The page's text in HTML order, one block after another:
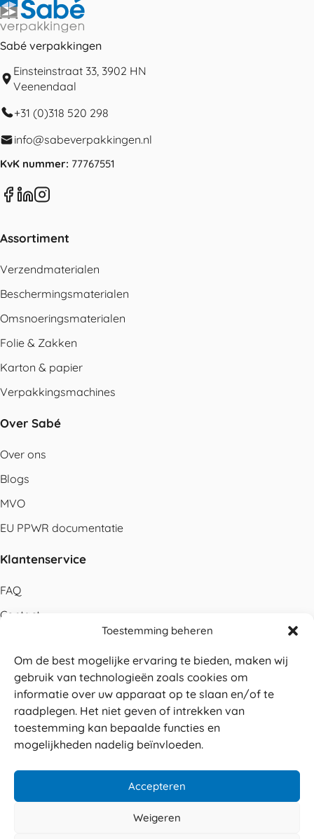
Toestemming beheren
Om de best mogelijke ervaring te bieden, maken wij
gebruik van technologieën zoals cookies om
informatie over uw apparaat op te slaan en/of te
raadplegen. Het niet geven of intrekken van
toestemming kan bepaalde functies en
mogelijkheden nadelig beïnvloeden.
Accepteren
Weigeren
Sabé verpakkingen
Einsteinstraat 33, 3902 HN
Veenendaal
+31 (0)318 520 298
info@sabeverpakkingen.nl
KvK nummer: 77767551
Assortiment
Verzendmaterialen
Beschermingsmaterialen
Omsnoeringsmaterialen
Folie & Zakken
Karton & papier
Verpakkingsmachines
Over Sabé
Over ons
Blogs
MVO
EU PPWR documentatie
Klantenservice
FAQ
Contact
Betalen
Levering
Retouren
Service en garantie
Veilig betalen